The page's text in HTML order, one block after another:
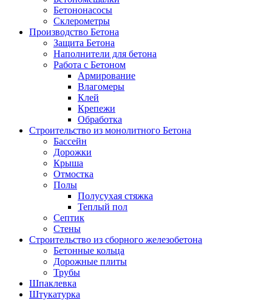
Бетононасосы
Склерометры
Производство Бетона
Защита Бетона
Наполнители для бетона
Работа с Бетоном
Армирование
Влагомеры
Клей
Крепежи
Обработка
Строительство из монолитного Бетона
Бассейн
Дорожки
Крыша
Отмостка
Полы
Полусухая стяжка
Теплый пол
Септик
Стены
Строительство из сборного железобетона
Бетонные кольца
Дорожные плиты
Трубы
Шпаклевка
Штукатурка